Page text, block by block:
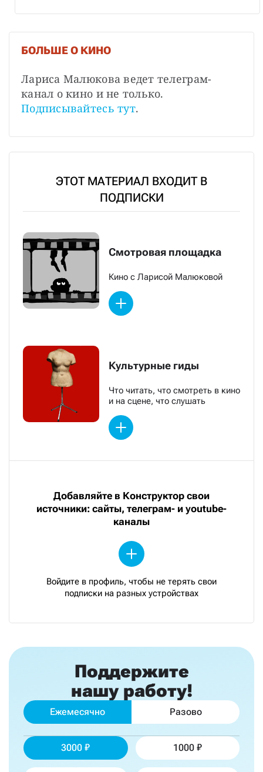
БОЛЬШЕ О КИНО
Лариса Малюкова ведет телеграм-
Подписывайтесь тут.
ЭТОТ МАТЕРИАЛ ВХОДИТ В
ПОДПИСКИ
Смотровая площадка
Кино с Ларисой Малюковой
Культурные гиды
Что читать, что смотреть в кино
и на сцене, что слушать
Добавляйте в Конструктор свои
источники: сайты, телеграм- и youtube-
каналы
Войдите в профиль, чтобы не терять свои
подписки на разных устройствах
Поддержите
нашу работу!
Ежемесячно Разово
3000 1000